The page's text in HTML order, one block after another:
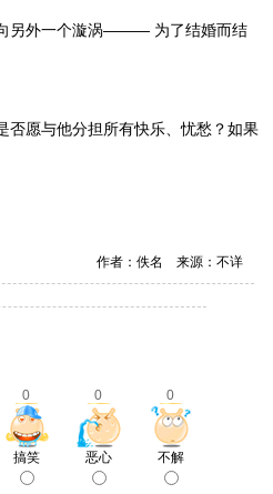
另外一个漩涡——— 为了结婚而结
否愿与他分担所有快乐、忧愁？如果
作者：佚名 来源：不详
0 0 0
搞笑 恶心 不解